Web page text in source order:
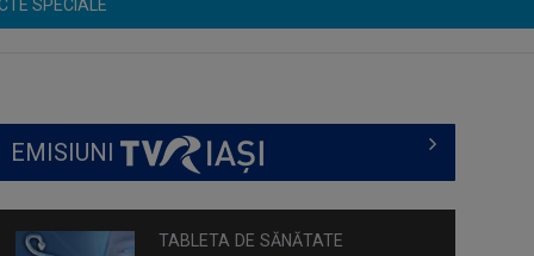
SPECIALE
EMISIUNI
TABLETA DE SĂNĂTATE